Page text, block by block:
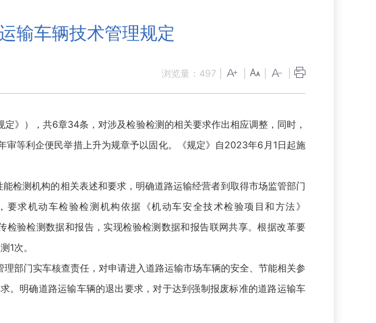
输车辆技术管理规定
浏览量： 497
），共6章34条，对涉及检验检测的相关要求作出相应调整，同时，
等利企便民举措上升为规章予以固化。《规定》自2023年6月1日起施
测机构的相关表述和要求，明确道路运输经营者到取得市场监管部门
求机动车检验检测机构依据《机动车安全技术检验项目和方法》
验检测数据和报告，实现检验检测数据和报告联网共享。根据改革要
1次。
门实车核查责任，对申请进入道路运输市场车辆的安全、节能相关参
。明确道路运输车辆的退出要求，对于达到强制报废标准的道路运输车